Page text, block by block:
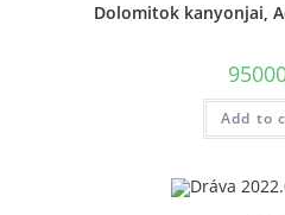
Dolomitok kanyonjai,
Add to